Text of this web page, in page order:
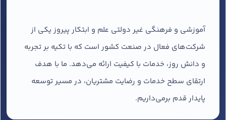
آموزشی و فرهنگی غیر دولتی علم و ابتکار پیروز یکی از
شرکت‌های فعال در صنعت کشور است که با تکیه بر تجربه
و دانش روز، خدمات با کیفیت ارائه می‌دهد. ما با هدف
ارتقای سطح خدمات و رضایت مشتریان، در مسیر توسعه
پایدار قدم برمی‌داریم.